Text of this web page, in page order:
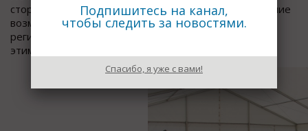
сторона хотим решить – показать стране, как сложение
возможностей науки и производства дает нашему
региону неоспоримые преимущества. И поделиться
этим опытом со всеми».
Подпишитесь на канал,
чтобы следить за новостями.
Спасибо, я уже с вами!